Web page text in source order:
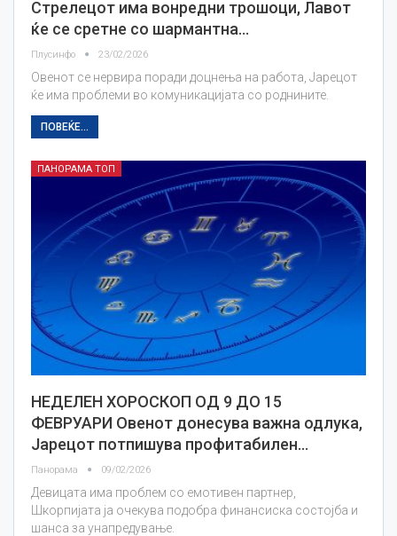
Стрелецот има вонредни трошоци, Лавот
ќе се сретне со шармантна…
Плусинфо 23/02/2026
Овенот се нервира поради доцнења на работа, Јарецот
ќе има проблеми во комуникацијата со роднините.
ПОВЕЌЕ...
ПАНОРАМА ТОП
НЕДЕЛЕН ХОРОСКОП ОД 9 ДО 15
ФЕВРУАРИ Овенот донесува важна одлука,
Јарецот потпишува профитабилен…
Панорама 09/02/2026
Девицата има проблем со емотивен партнер,
Шкорпијата ја очекува подобра финансиска состојба и
шанса за унапредување.